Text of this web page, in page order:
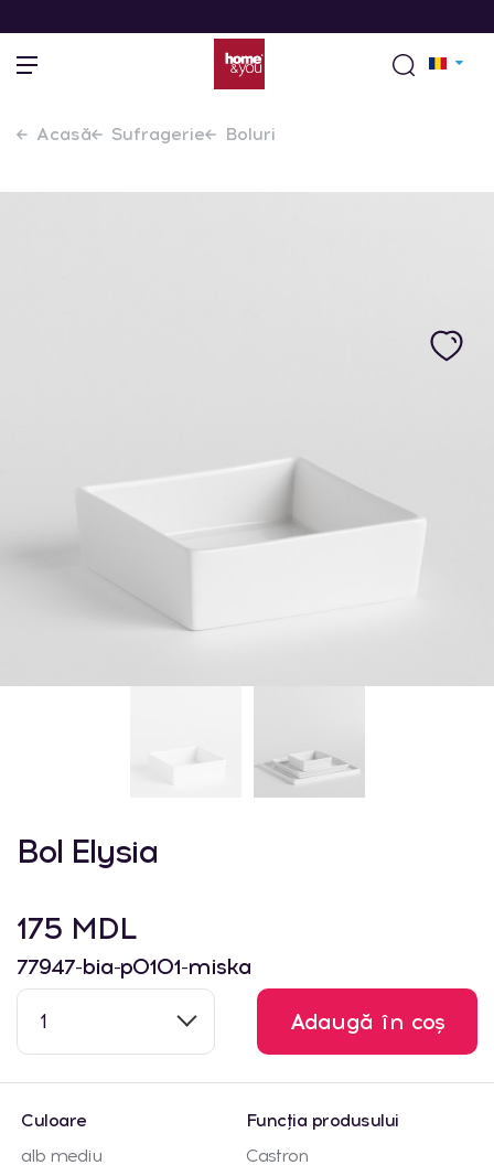
Acasă Sufragerie Boluri
Bol Elysia
175 MDL
77947-bia-p0101-miska
1 Adaugă în coș
Culoare
alb mediu
Funcția produsului
Castron